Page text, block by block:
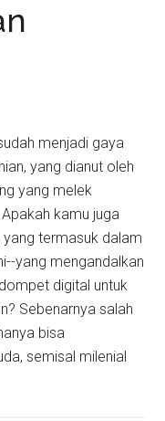
menjadi gaya
yang dianut oleh
yang melek
kamu juga
yang termasuk dalam
yang mengandalkan
digital untuk
Sebenarnya salah
bisa
semisal milenial